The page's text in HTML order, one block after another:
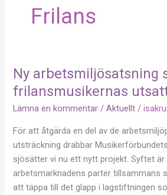
Frilans
Ny arbetsmiljösatsning
frilansmusikernas
Lämna en kommentar /Aktuellt /
För att åtgärda en del av de
utsträckning drabbar
sjösätter vi nu ett nytt projekt. Syftet
arbetsmarknadens parter tillsammans
att täppa till det glapp i lagstiftningen
Ny
arbetsmiljösatsning
ska
bekämpa
frilansmusikernas
utsatthet